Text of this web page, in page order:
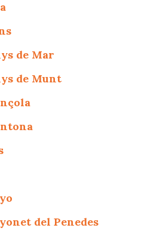
de Mar
de Munt
del Penedes